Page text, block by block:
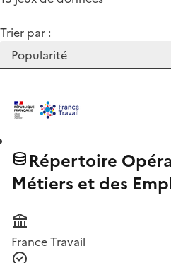
Trier par :
Répertoire
Métiers et des
France Travail